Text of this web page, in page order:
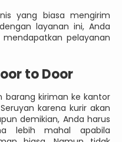
yang biasa mengirim
layanan ini, Anda
pelayanan
to Door
barang kiriman ke kantor
karena kurir akan
demikian, Anda harus
lebih mahal apabila